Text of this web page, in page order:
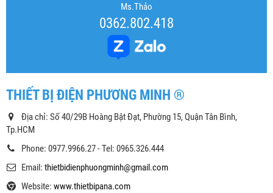
Ms.Thảo
0362.802.418
THIẾT BỊ ĐIỆN PHƯƠNG MINH ®
Địa chỉ: Số 40/29B Hoàng Bật Đạt, Phường 15, Quận Tân Bình,
Tp.HCM
Phone: 0977.9966.27 - Tel: 0965.326.444
Email: thietbidienphuongminh@gmail.com
Website: www.thietbipana.com